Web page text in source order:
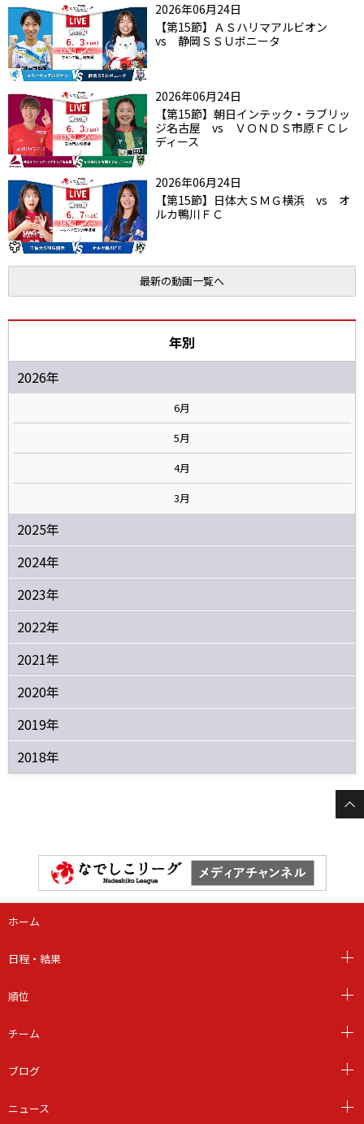
2026年06月24日
【第15節】ＡＳハリマアルビオン
vs 静岡ＳＳＵボニータ
2026年06月24日
【第15節】朝日インテック・ラブリッ
ジ名古屋 vs ＶＯＮＤＳ市原ＦＣレ
ディース
2026年06月24日
【第15節】日体大ＳＭＧ横浜 vs オ
ルカ鴨川ＦＣ
最新の動画一覧へ
年別
2026年
6月
5月
4月
3月
2025年
2024年
2023年
2022年
2021年
2020年
2019年
2018年
ホーム
日程・結果
順位
チーム
ブログ
ニュース